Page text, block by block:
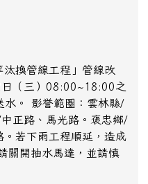
換管線工程」管線改
（三）08:00~18:00之
水。 影誉範圈：雲林縣/
正路、馬光路。褒忠鄉/
。若下雨工程順延，造成
關開抽水馬達，並請慎